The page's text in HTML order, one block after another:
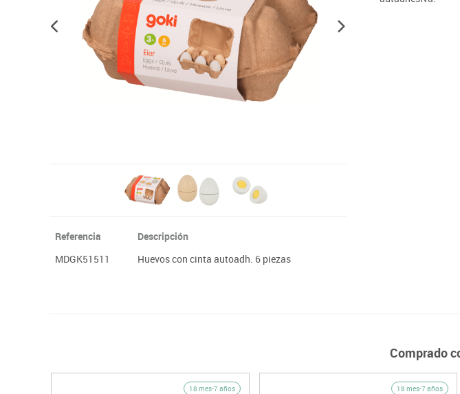
Plastifica, encuaderna, destruye
Papel y manipulados
Referencia Descripción
MDGK51511
Huevos con cinta autoadh. 6 piezas
Comprado
18 mes-7 años 18 mes-7 años